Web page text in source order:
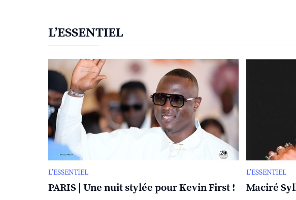
L’ESSENTIEL
L’ESSENTIEL
PARIS | Une nuit stylée pour Kevin First !
L’ESSENTIEL
Maciré